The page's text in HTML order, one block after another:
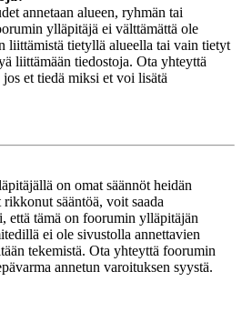
annetaan alueen, ryhmän tai
ylläpitäjä ei välttämättä ole
liittämistä tietyllä alueella tai vain tietyt
liittämään tiedostoja. Ota yhteyttä
et tiedä miksi et voi lisätä
on omat säännöt heidän
sääntöä, voit saada
että tämä on foorumin ylläpitäjän
ei ole sivustolla annettavien
tekemistä. Ota yhteyttä foorumin
annetun varoituksen syystä.